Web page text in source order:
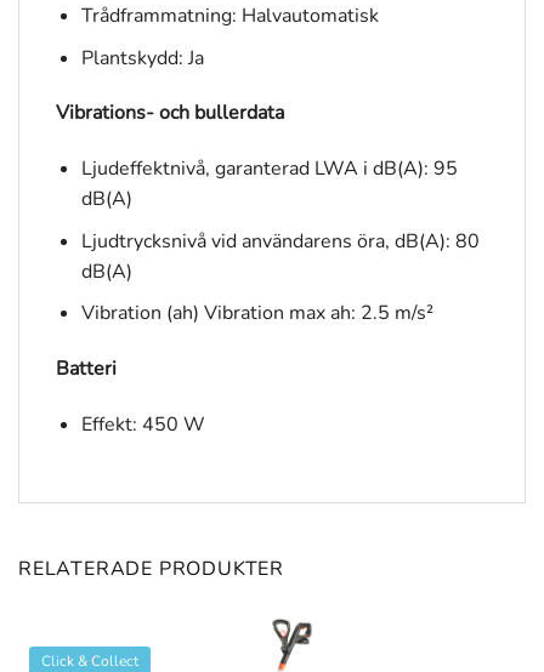
Trådframmatning: Halvautomatisk
Plantskydd: Ja
Vibrations- och bullerdata
Ljudeffektnivå, garanterad LWA i dB(A): 95
dB(A)
Ljudtrycksnivå vid användarens öra, dB(A): 80
dB(A)
Vibration (ah) Vibration max ah: 2.5 m/s²
Batteri
Effekt: 450 W
RELATERADE PRODUKTER
Click & Collect